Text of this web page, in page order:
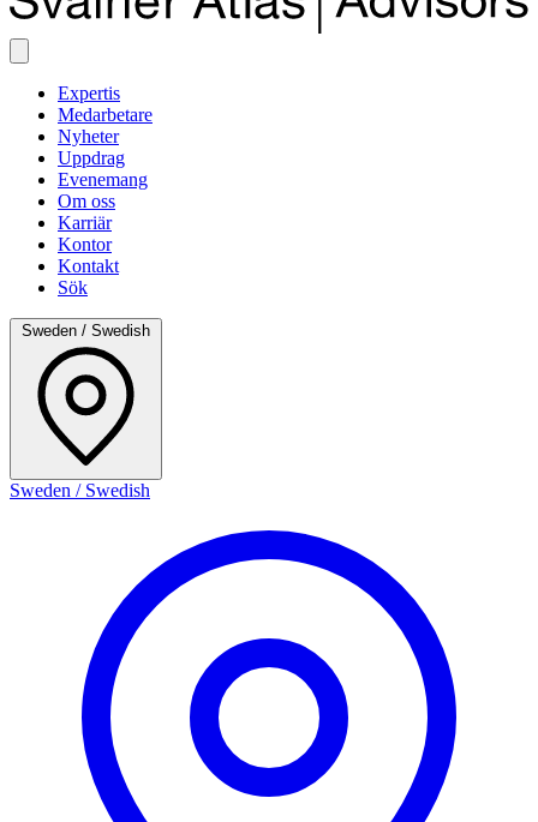
Expertis
Medarbetare
Nyheter
Uppdrag
Evenemang
Om oss
Karriär
Kontor
Kontakt
Sök
Sweden / Swedish
Sweden / Swedish